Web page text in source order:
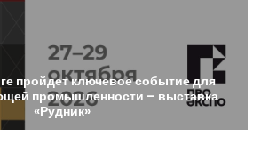
пройдетключевоесобытиедля
промышленности – выставка
«Рудник»